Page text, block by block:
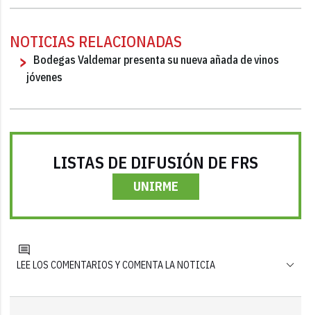
NOTICIAS RELACIONADAS
Bodegas Valdemar presenta su nueva añada de vinos
jóvenes
LISTAS DE DIFUSIÓN DE FRS
UNIRME
LEE LOS COMENTARIOS Y COMENTA LA NOTICIA